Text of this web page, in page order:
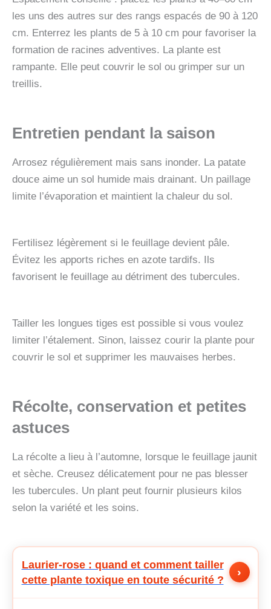
les uns des autres sur des rangs espacés de 90 à 120
cm. Enterrez les plants de 5 à 10 cm pour favoriser la
formation de racines adventives. La plante est
rampante. Elle peut couvrir le sol ou grimper sur un
treillis.
Entretien pendant la saison
Arrosez régulièrement mais sans inonder. La patate
douce aime un sol humide mais drainant. Un paillage
limite l’évaporation et maintient la chaleur du sol.
Fertilisez légèrement si le feuillage devient pâle.
Évitez les apports riches en azote tardifs. Ils
favorisent le feuillage au détriment des tubercules.
Tailler les longues tiges est possible si vous voulez
limiter l’étalement. Sinon, laissez courir la plante pour
couvrir le sol et supprimer les mauvaises herbes.
Récolte, conservation et petites
astuces
La récolte a lieu à l’automne, lorsque le feuillage jaunit
et sèche. Creusez délicatement pour ne pas blesser
les tubercules. Un plant peut fournir plusieurs kilos
selon la variété et les soins.
Laurier-rose : quand et comment tailler
cette plante toxique en toute sécurité ?
›